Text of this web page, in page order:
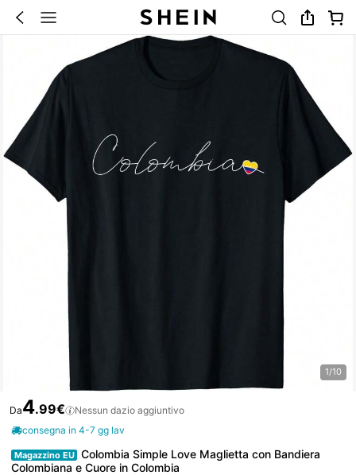
1/10
Da4.99€
Nessun dazio aggiuntivo
consegna in 4-7 gg lav
Magazzino EU
Colombia Simple Love Maglietta con Bandiera
Colombiana e Cuore in Colombia